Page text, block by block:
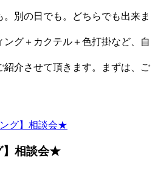
別の日でも。どちらでも出来ま
グ＋カクテル＋色打掛など、自
紹介させて頂きます。まずは、ご
】相談会★